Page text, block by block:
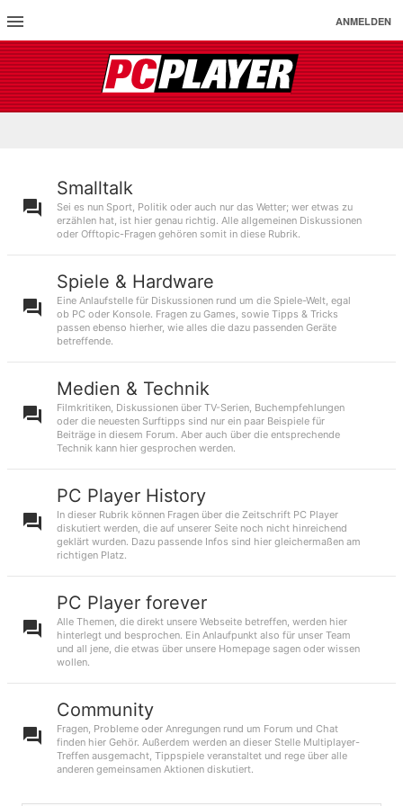
ANMELDEN
Smalltalk
Sei es nun Sport, Politik oder auch nur das Wetter; wer etwas zu
erzählen hat, ist hier genau richtig. Alle allgemeinen Diskussionen
oder Offtopic-Fragen gehören somit in diese Rubrik.
Spiele & Hardware
Eine Anlaufstelle für Diskussionen rund um die Spiele-Welt, egal
ob PC oder Konsole. Fragen zu Games, sowie Tipps & Tricks
passen ebenso hierher, wie alles die dazu passenden Geräte
betreffende.
Medien & Technik
Filmkritiken, Diskussionen über TV-Serien, Buchempfehlungen
oder die neuesten Surftipps sind nur ein paar Beispiele für
Beiträge in diesem Forum. Aber auch über die entsprechende
Technik kann hier gesprochen werden.
PC Player History
In dieser Rubrik können Fragen über die Zeitschrift PC Player
diskutiert werden, die auf unserer Seite noch nicht hinreichend
geklärt wurden. Dazu passende Infos sind hier gleichermaßen am
richtigen Platz.
PC Player forever
Alle Themen, die direkt unsere Webseite betreffen, werden hier
hinterlegt und besprochen. Ein Anlaufpunkt also für unser Team
und all jene, die etwas über unsere Homepage sagen oder wissen
wollen.
Community
Fragen, Probleme oder Anregungen rund um Forum und Chat
finden hier Gehör. Außerdem werden an dieser Stelle Multiplayer-
Treffen ausgemacht, Tippspiele veranstaltet und rege über alle
anderen gemeinsamen Aktionen diskutiert.